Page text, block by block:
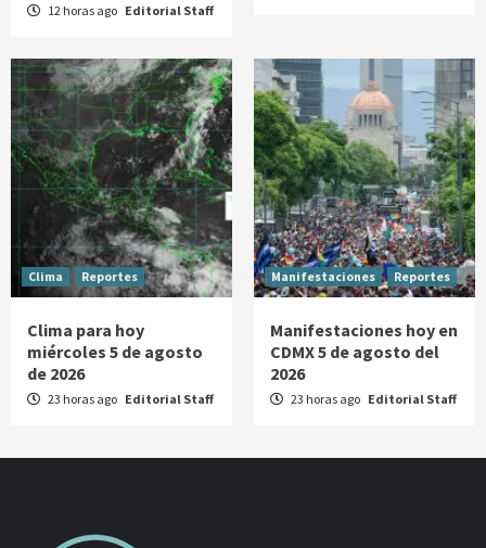
12 horas ago Editorial Staff
Clima Reportes
Clima para hoy
miércoles 5 de agosto
de 2026
23 horas ago Editorial Staff
Manifestaciones Reportes
Manifestaciones hoy en
CDMX 5 de agosto del
2026
23 horas ago Editorial Staff